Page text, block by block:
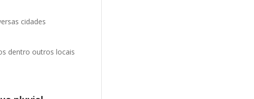
cidades
dentro outros locais